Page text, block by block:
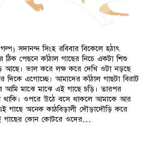
সদানন্দ সিংহ রবিবার বিকেলে হঠাৎ
ঠিক পেছনে কাঁঠাল গাছের নিচে একটা শিশু
আছে। ভাল করে লক্ষ করে দেখি ওটা নড়ছে
দিকে এগোচ্ছে। আমাদের কাঁঠাল গাছটা বিরাট
মাঝে মাঝে এই গাছে চড়ি। তারপর
ওপরে উঠে বসে থাকলে আমাকে আর
গাছে অনেক কাঠবিড়ালী দৌড়াদৌড়ি করে
গাছের কোন কোটরে ওদের…